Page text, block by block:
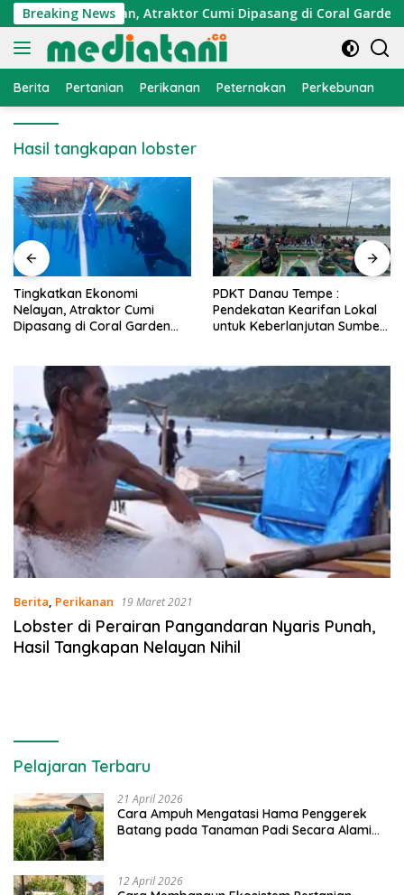
Langsung
ke
konten
Breaking News
Nelayan, Atraktor Cumi Dipasang di Coral Garden
Berita Pertanian Perikanan Peternakan Perkebunan
Hasil tangkapan lobster
PDKT Danau Tempe :
Pendekatan Kearifan Lokal
untuk Keberlanjutan Sumber
Cara Mengatasi Penyakit
PMK pada Sapi Perah
Alami dan Medis
Berita, Perikanan 19 Maret 2021
Lobster di Perairan Pangandaran Nyaris Punah,
Hasil Tangkapan Nelayan Nihil
Pelajaran Terbaru
21 April 2026
Cara Ampuh Mengatasi Hama Penggerek
Batang pada Tanaman Padi Secara Alami
12 April 2026